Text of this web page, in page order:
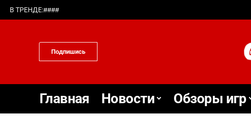
В ТРЕНДЕ:####
Подпишись
Главная Новости Обзоры игр